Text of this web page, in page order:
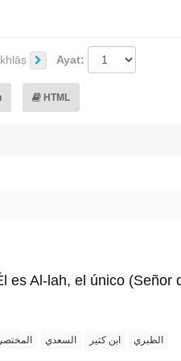
Ayat:
HTML
es Al-lah, el único
المختصر السعدي ابن كثير الطبري